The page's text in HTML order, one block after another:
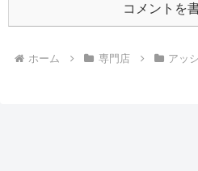
コメントを
ホーム 専門店 アッ